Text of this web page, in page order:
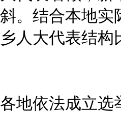
。结合本地
人大代表结
依法成立选